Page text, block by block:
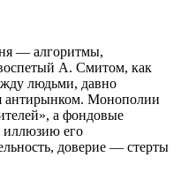
— алгоритмы,
А. Смитом, как
людьми, давно
антирынком. Монополии
а фондовые
иллюзию его
доверие — стерты